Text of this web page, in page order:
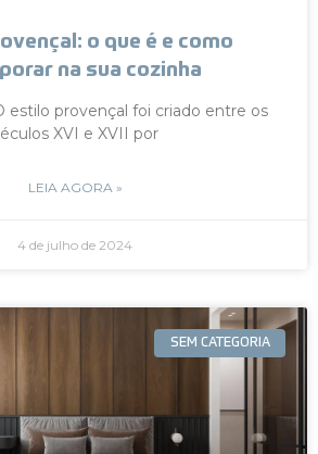
o que é e como
na sua cozinha
provençal foi criado entre os
XVI e XVII por
LEIA AGORA »
4 de julho de 2024
SEM CATEGORIA